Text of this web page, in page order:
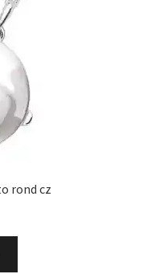
rond cz